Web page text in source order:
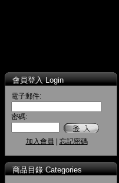
會員登入 Login
電子郵件:
密碼:
加入會員 忘記密碼
商品目錄 Categories